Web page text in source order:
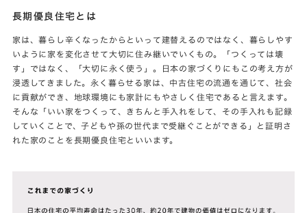
長期優良住宅とは
家は、暮らし辛くなったからといって建替えるのではなく、暮らしやす
いように家を変化させて大切に住み継いでいくもの。「つくっては壊
す」ではなく、「大切に永く使う」。日本の家づくりにもこの考え方が
浸透してきました。永く暮らせる家は、中古住宅の流通を通じて、社会
に貢献ができ、地球環境にも家計にもやさしく住宅であると言えます。
そんな「いい家をつくって、きちんと手入れをして、その手入れも記録
していくことで、子どもや孫の世代まで受継ぐことができる」と証明さ
れた家のことを長期優良住宅といいます。